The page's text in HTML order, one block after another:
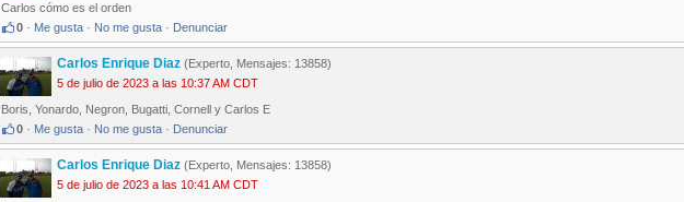
Carlos cómo es el orden
0 · Me gusta · No me gusta · Denunciar
Carlos Enrique Diaz (Experto, Mensajes: 13858)
5 de julio de 2023 a las 10:37 AM CDT
Boris, Yonardo, Negron, Bugatti, Cornell y Carlos E
0 · Me gusta · No me gusta · Denunciar
Carlos Enrique Diaz (Experto, Mensajes: 13858)
5 de julio de 2023 a las 10:41 AM CDT